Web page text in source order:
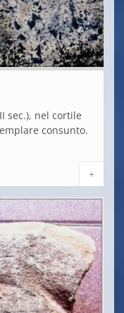
sec.), nel cortile
consunto.
+